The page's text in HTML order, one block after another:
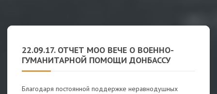
22.09.17. ОТЧЕТ МОО ВЕЧЕ О ВОЕННО-
ГУМАНИТАРНОЙ ПОМОЩИ ДОНБАССУ
Благодаря постоянной поддержке неравнодушных